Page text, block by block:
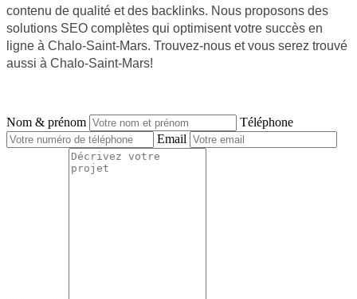
contenu de qualité et des backlinks. Nous proposons des
solutions SEO complètes qui optimisent votre succès en
ligne à Chalo-Saint-Mars. Trouvez-nous et vous serez trouvé
aussi à Chalo-Saint-Mars!
Nom & prénom
Téléphone
Email